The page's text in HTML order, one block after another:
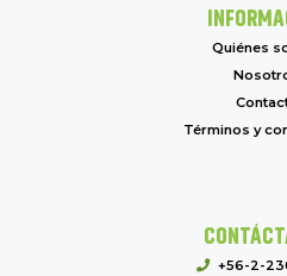
Quiénes
Términos y
+56-2-